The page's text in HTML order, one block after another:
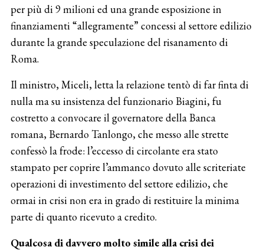
per più di 9 milioni ed una grande esposizione in
finanziamenti “allegramente” concessi al settore edilizio
durante la grande speculazione del risanamento di
Roma.
Il ministro, Miceli, letta la relazione tentò di far finta di
nulla ma su insistenza del funzionario Biagini, fu
costretto a convocare il governatore della Banca
romana, Bernardo Tanlongo, che messo alle strette
confessò la frode: l’eccesso di circolante era stato
stampato per coprire l’ammanco dovuto alle scriteriate
operazioni di investimento del settore edilizio, che
ormai in crisi non era in grado di restituire la minima
parte di quanto ricevuto a credito.
Qualcosa di davvero molto simile alla crisi dei